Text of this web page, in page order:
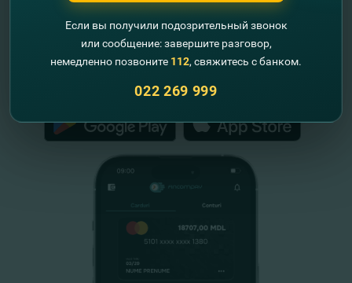
"FinComBank" S.A. является членом
Схемы гарантирования депозитов
Республики Молдова
Если вы получили подозрительный звонок
или сообщение: завершите разговор,
немедленно позвоните 112, свяжитесь с банком.
022 269 999